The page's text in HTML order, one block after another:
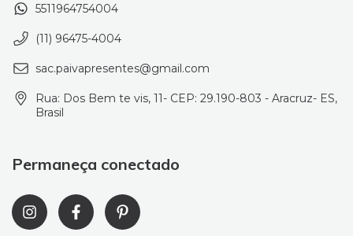
5511964754004
(11) 96475-4004
sac.paivapresentes@gmail.com
Rua: Dos Bem te vis, 11- CEP: 29.190-803 - Aracruz- ES,
Brasil
Permaneça conectado